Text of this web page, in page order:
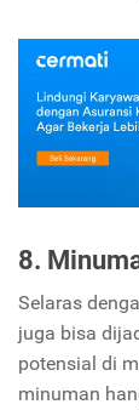
8.
Selaras
juga bisa
potensial di
minuman